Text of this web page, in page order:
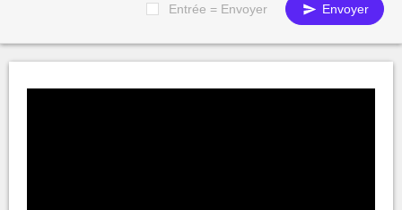
Entrée = Envoyer Envoyer